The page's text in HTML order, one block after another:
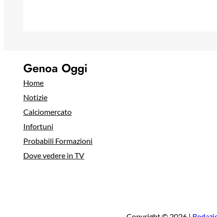
Genoa Oggi
Home
Notizie
Calciomercato
Infortuni
Probabili Formazioni
Dove vedere in TV